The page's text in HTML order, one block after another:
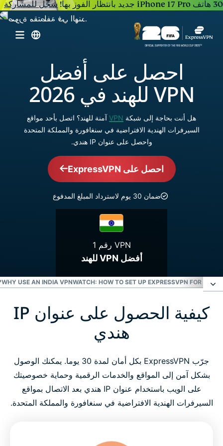
30 هاتف iPhone 17 Pro جديد بانتظار الفوز بها! سجّل للمشاركة
احصل على أفضل
VPN للهند في 2026
هل أنت بحاجة إلى شبكة VPN آمنة للهند؟ اتصل بأحد مواقع
السيرفرات الهندية الافتراضية في سنغافورة والمملكة المتحدة
واحصل على عنوان IP هندي.
احصل على ExpressVPN
ضمان 30 يوم لاسترداد المبلغ المدفوع
VPN رقم 1
أفضل VPN للهند
WATCH: HOW TO SET UP EXPRESSVPN FOR INDIA
WHY USE AN INDIA VPN?
كيفية الحصول على عنوان IP هندي
ما الغرض من استخدام VPN في الهند؟
تنزيل VPN للهند على جميع الأجهزة
كيفية الحصول على عنوان IP
هندي
جرّب ExpressVPN بكل أمان لمدة 30 يوما. يمكنك الوصول
بشكل آمن إلى المواقع والخدمات الرقمية وحماية خصوصيتك
على الويب باستخدام عنوان IP هندي بعد الاتصال بمواقع
السيرفرات الهندية الافتراضية في سنغافورة والمملكة المتحدة.